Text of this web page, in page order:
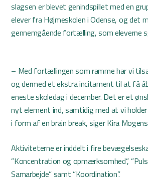
slagsen er blevet genindspillet med en
elever fra Højmeskolen i Odense, og det
gennemgående fortælling, som eleverne
– Med fortællingen som ramme har vi
og dermed et ekstra incitament til at få
eneste skoledag i december. Det er et
nyt element ind, samtidig med at vi
i form af en brain break, siger Kira
Aktiviteterne er inddelt i fire
”Koncentration og opmærksomhed”,
Samarbejde” samt ”Koordination”.